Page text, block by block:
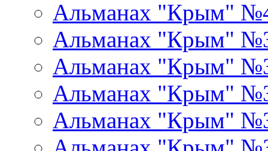
Альманах "Крым"
Альманах "Крым"
Альманах "Крым"
Альманах "Крым"
Альманах "Крым"